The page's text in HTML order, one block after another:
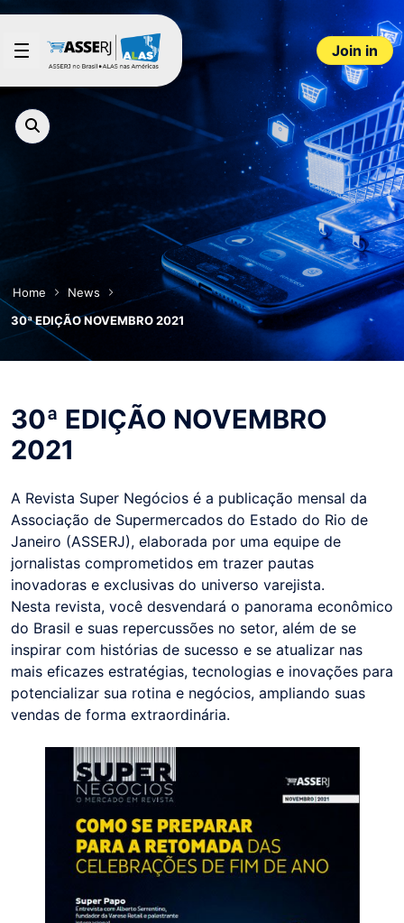
Skip to Main Content
Join in
Home
News
30ª EDIÇÃO NOVEMBRO 2021
30ª EDIÇÃO NOVEMBRO
2021
A Revista Super Negócios é a publicação mensal da
Associação de Supermercados do Estado do Rio de
Janeiro (ASSERJ), elaborada por uma equipe de
jornalistas comprometidos em trazer pautas
inovadoras e exclusivas do universo varejista.
Nesta revista, você desvendará o panorama econômico
do Brasil e suas repercussões no setor, além de se
inspirar com histórias de sucesso e se atualizar nas
mais eficazes estratégias, tecnologias e inovações para
potencializar sua rotina e negócios, ampliando suas
vendas de forma extraordinária.